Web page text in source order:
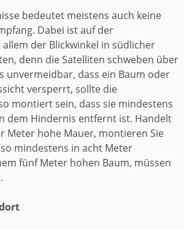
bedeutet meistens auch keine
Dabei ist auf der
der Blickwinkel in südlicher
denn die Satelliten schweben über
unvermeidbar, dass ein Baum oder
versperrt, sollte die
montiert sein, dass sie mindestens
dem Hindernis entfernt ist. Handelt
Meter hohe Mauer, montieren Sie
mindestens in acht Meter
fünf Meter hohen Baum, müssen